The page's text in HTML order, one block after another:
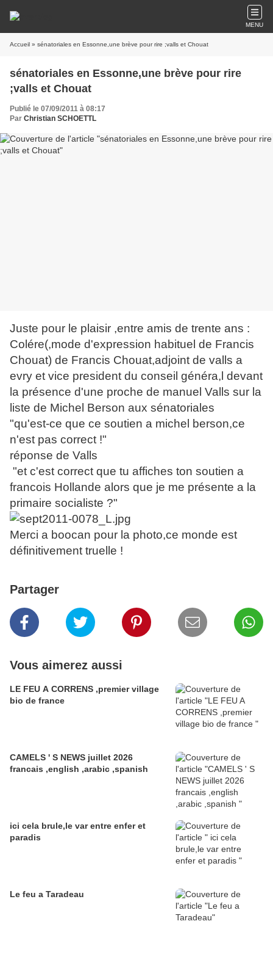
MENU
Accueil » sénatoriales en Essonne,une brève pour rire ;valls et Chouat
sénatoriales en Essonne,une brève pour rire
;valls et Chouat
Publié le 07/09/2011 à 08:17
Par Christian SCHOETTL
Juste pour le plaisir ,entre amis de trente ans :
Colére(,mode d'expression habituel de Francis
Chouat) de Francis Chouat,adjoint de valls a
evry et vice president du conseil généra,l devant
la présence d'une proche de manuel Valls sur la
liste de Michel Berson aux sénatoriales
"qu'est-ce que ce soutien a michel berson,ce
n'est pas correct !"
réponse de Valls
"et c'est correct que tu affiches ton soutien a
francois Hollande alors que je me présente a la
primaire socialiste ?"
Merci a boocan pour la photo,ce monde est
définitivement truelle !
Partager
Vous aimerez aussi
LE FEU A CORRENS ,premier village
bio de france
CAMELS ' S NEWS juillet 2026
francais ,english ,arabic ,spanish
ici cela brule,le var entre enfer et
paradis
Le feu a Taradeau